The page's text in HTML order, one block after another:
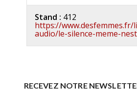
Stand : 412
https://www.desfemmes.fr/
audio/le-silence-meme-
RECEVEZ NOTRE